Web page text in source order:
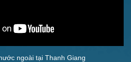
ngoài tại Thanh Giang